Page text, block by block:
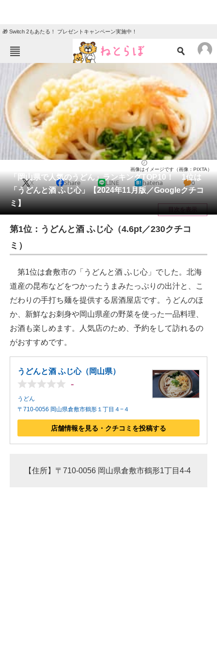
🎁 Switch 2もあたる！ プレゼントキャンペーン実施中！
ねとらぼメニュー
TOP ニュース
エンタメ クイズ
グルメ 地域
住まい 教育・育児
リサーチ
会員記事
メディア
注目記事を集めた総合ページ
好きが集まる 比べて選べる
AI活用のいまが分かる
経営リーダーのコミュニティ
ITエンジニア向け専門サイト
企業向けIT製品の総合サイト
IT製品の技術・比較・事例
「岡山県で人気のうどん」ランキングTOP10！ 1位は
「うどんと酒 ふじ心」【2024年11月版／Googleクチコ
ミ】
画像はイメージです（画像：PIXTA）
X Share LINE hatena 0
目次を表示
第1位：うどんと酒 ふじ心（4.6pt／230クチコ
ミ）
第1位は倉敷市の「うどんと酒 ふじ心」でした。北海
道産の昆布などをつかったうまみたっぷりの出汁と、こ
だわりの手打ち麺を提供する居酒屋店です。うどんのほ
か、新鮮なお刺身や岡山県産の野菜を使った一品料理、
お酒も楽しめます。人気店のため、予約をして訪れるの
がおすすめです。
うどんと酒 ふじ心（岡山県）
-
うどん
〒710-0056 岡山県倉敷市鶴形１丁目４−４
店舗情報を見る・クチコミを投稿する
【住所】〒710-0056 岡山県倉敷市鶴形1丁目4-4